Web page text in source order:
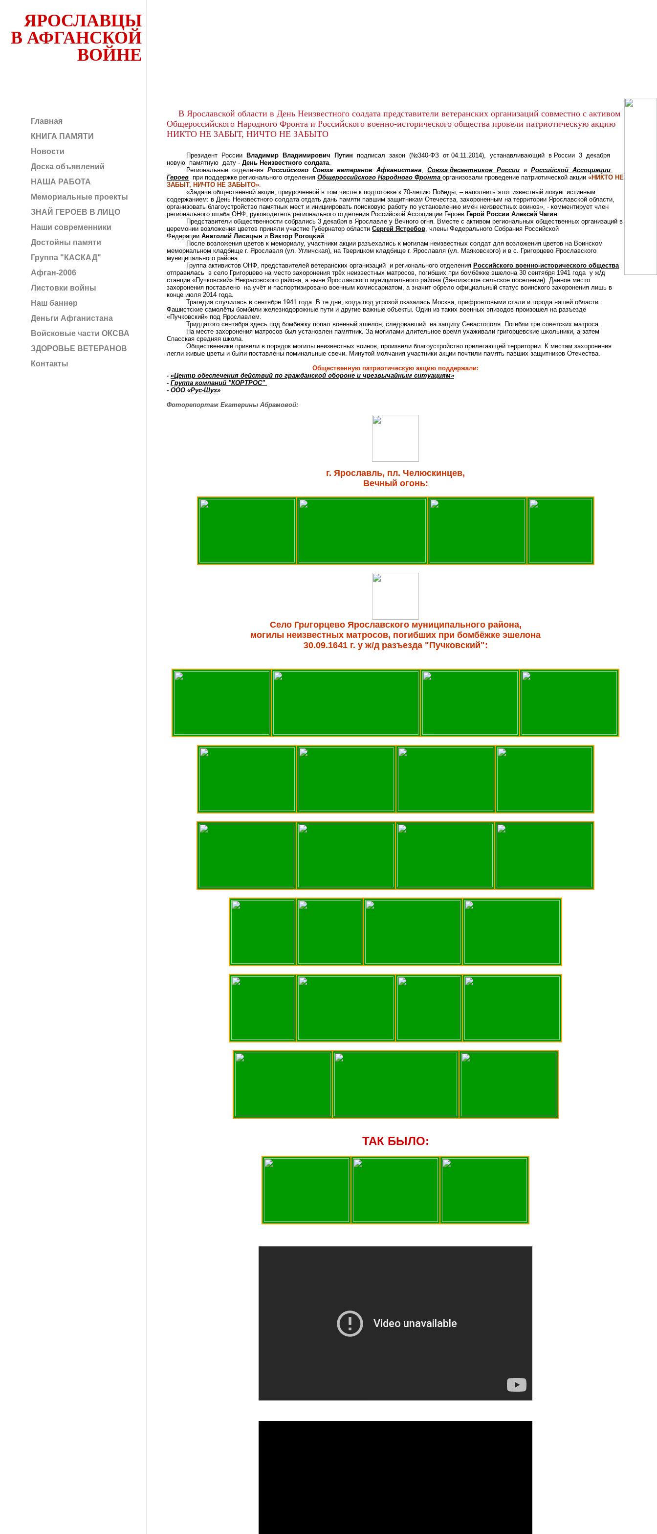
ЯРОСЛАВЦЫ
В АФГАНСКОЙ
ВОЙНЕ
Главная
КНИГА ПАМЯТИ
Новости
Доска объявлений
НАША РАБОТА
Мемориальные проекты
ЗНАЙ ГЕРОЕВ В ЛИЦО
Наши современники
Достойны памяти
Группа "КАСКАД"
Афган-2006
Листовки войны
Наш баннер
Деньги Афганистана
Войсковые части ОКСВА
ЗДОРОВЬЕ ВЕТЕРАНОВ
Контакты
В Ярославской области в День Неизвестного солдата представители ветеранских организаций совместно с активом
Общероссийского Народного Фронта и Российского военно-исторического общества провели патриотическую акцию
НИКТО НЕ ЗАБЫТ, НИЧТО НЕ ЗАБЫТО
Президент России Владимир Владимирович Путин подписал закон (№340-ФЗ от 04.11.2014), устанавливающий в России 3 декабря
новую памятную дату - День Неизвестного солдата.
Региональные отделения Российского Союза ветеранов Афганистана, Союза десантников России и Российской Ассоциации
Героев при поддержке регионального отделения Общероссийского Народного Фронта организовали проведение патриотической акции «НИКТО НЕ
ЗАБЫТ, НИЧТО НЕ ЗАБЫТО».
«Задачи общественной акции, приуроченной в том числе к подготовке к 70-летию Победы, – наполнить этот известный лозунг истинным
содержанием: в День Неизвестного солдата отдать дань памяти павшим защитникам Отечества, захороненным на территории Ярославской области,
организовать благоустройство памятных мест и инициировать поисковую работу по установлению имён неизвестных воинов», - комментирует член
регионального штаба ОНФ, руководитель регионального отделения Российской Ассоциации Героев Герой России Алексей Чагин.
Представители общественности собрались 3 декабря в Ярославле у Вечного огня. Вместе с активом региональных общественных организаций в
церемонии возложения цветов приняли участие Губернатор области Сергей Ястребов, члены Федерального Собрания Российской
Федерации Анатолий Лисицын и Виктор Рогоцкий.
После возложения цветов к мемориалу, участники акции разъехались к могилам неизвестных солдат для возложения цветов на Воинском
мемориальном кладбище г. Ярославля (ул. Угличская), на Тверицком кладбище г. Ярославля (ул. Маяковского) и в с. Григорцево Ярославского
муниципального района.
Группа активистов ОНФ, представителей ветеранских организаций и регионального отделения Российского военно-исторического общества
отправилась в село Григорцево на место захоронения трёх неизвестных матросов, погибших при бомбёжке эшелона 30 сентября 1941 года у ж/д
станции «Пучковский» Некрасовского района, а ныне Ярославского муниципального района (Заволжское сельское поселение). Данное место
захоронения поставлено на учёт и паспортизировано военным комиссариатом, а значит обрело официальный статус воинского захоронения лишь в
конце июля 2014 года.
Трагедия случилась в сентябре 1941 года. В те дни, когда под угрозой оказалась Москва, прифронтовыми стали и города нашей области.
Фашистские самолёты бомбили железнодорожные пути и другие важные объекты. Один из таких военных эпизодов произошел на разъезде
«Пучковский» под Ярославлем.
Тридцатого сентября здесь под бомбежку попал военный эшелон, следовавший на защиту Севастополя. Погибли три советских матроса.
На месте захоронения матросов был установлен памятник. За могилами длительное время ухаживали григорцевские школьники, а затем
Спасская средняя школа.
Общественники привели в порядок могилы неизвестных воинов, произвели благоустройство прилегающей территории. К местам захоронения
легли живые цветы и были поставлены поминальные свечи. Минутой молчания участники акции почтили память павших защитников Отечества.
Общественную патриотическую акцию поддержали:
- «Центр обеспечения действий по гражданской обороне и чрезвычайным ситуациям»
- Группа компаний "КОРТРОС"
- ООО «Рус-Шуз»
Фоторепортаж Екатерины Абрамовой:
г. Ярославль, пл. Челюскинцев,
Вечный огонь:
Село Григорцево Ярославского муниципального района,
могилы неизвестных матросов, погибших при бомбёжке эшелона
30.09.1641 г. у ж/д разъезда "Пучковский":
ТАК БЫЛО: